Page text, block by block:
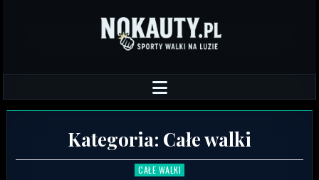
Kategoria: Całe walki
Posted in
CAŁE WALKI